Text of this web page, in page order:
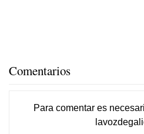
Comentarios
Para comentar es